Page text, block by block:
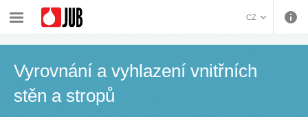
BOSANSKI (BOSNIAN)
HRVATSKI (CROATIAN)
CZ
ENGLISH (ENGLISH)
Malířské barvy a dekorativa
Vyrovnání a vyhlazení vnitřních stěn a stropů
Vyrovnání a vyhlazení vnitřních
stěn a stropů